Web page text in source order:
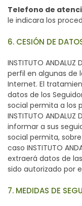
Telefono de
le indicara los
6. CESIÓN DE
INSTITUTO ANDALUZ
perfil en algunas de
Internet. El
datos de los
social permita a los
INSTITUTO ANDALUZ
informar a sus
social permita,
caso INSTITUTO
extraerá datos de
sido autorizado por el
7. MEDIDAS DE